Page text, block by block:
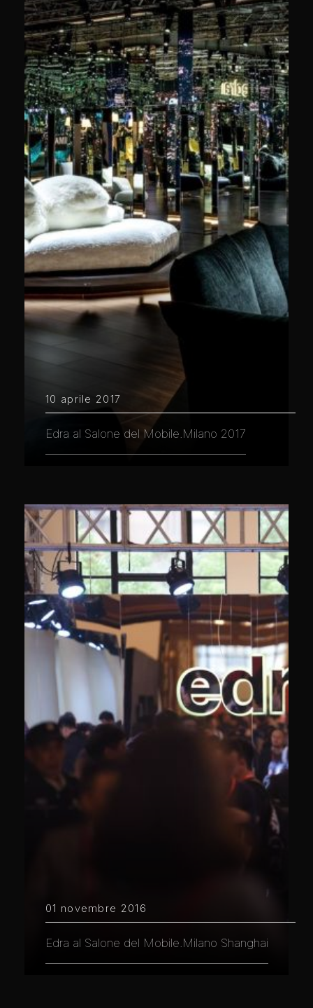
10 aprile 2017
Edra al Salone del Mobile.Milano 2017
01 novembre 2016
Edra al Salone del Mobile.Milano Shanghai